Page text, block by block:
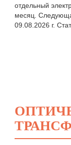
отдельный
месяц.
09.08.2026 г.